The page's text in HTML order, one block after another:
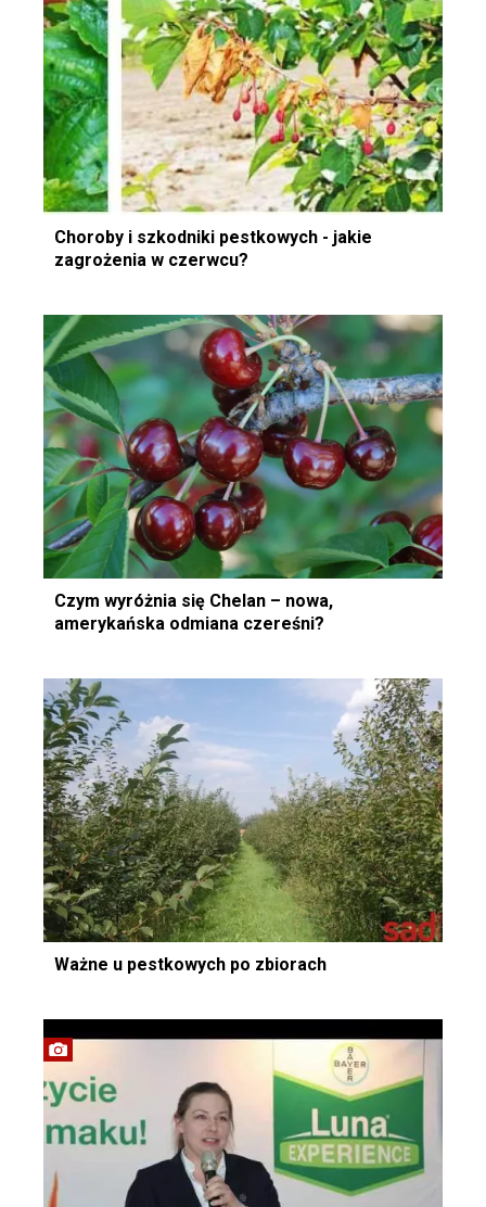
Choroby i szkodniki pestkowych - jakie
zagrożenia w czerwcu?
Czym wyróżnia się Chelan – nowa,
amerykańska odmiana czereśni?
Ważne u pestkowych po zbiorach